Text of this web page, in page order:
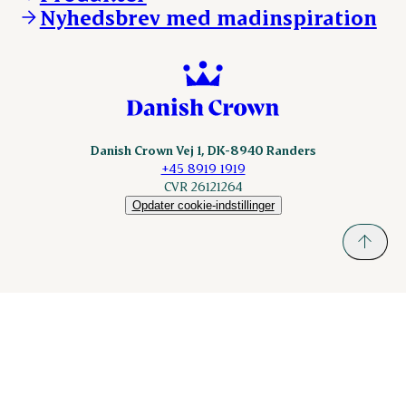
Scanhide.dk
Nyhedsbrev med madinspiration
Danish Crown Vej 1, DK-8940 Randers
+45 8919 1919
CVR 26121264
Opdater cookie-indstillinger